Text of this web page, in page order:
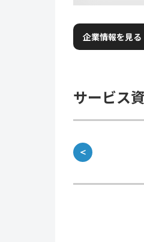
企業情報を見る
サービス
＜